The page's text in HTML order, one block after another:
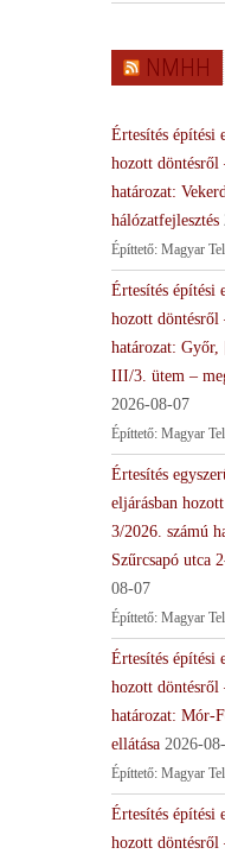
NMHH
Értesítés építési
hozott döntésről
határozat:
hálózatfejlesztés
Építtető: Magyar
Értesítés építési
hozott döntésről
határozat:
III/3. ütem –
2026-08-07
Építtető: Magyar
Értesítés
eljárásban
3/2026. számú
Szűrcsapó utca
08-07
Építtető: Magyar
Értesítés építési
hozott döntésről
határozat: Mór-
ellátása 2026-
Építtető: Magyar
Értesítés építési
hozott döntésről